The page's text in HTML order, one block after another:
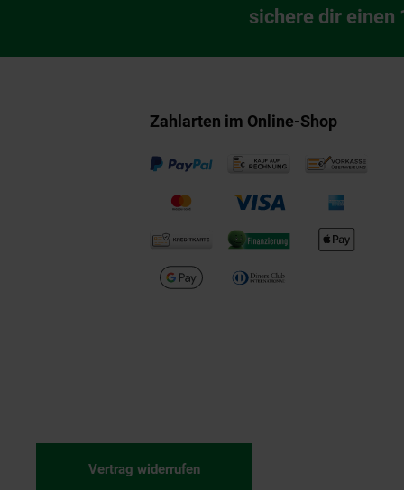
Newsletter
sichere dir einen
Zahlarten im Online-Shop
Vertrag widerrufen